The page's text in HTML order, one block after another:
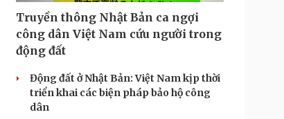
Truyền thông Nhật Bản ca ngợi
công dân Việt Nam cứu người trong
động đất
Động đất ở Nhật Bản: Việt Nam kịp thời
triển khai các biện pháp bảo hộ công
dân